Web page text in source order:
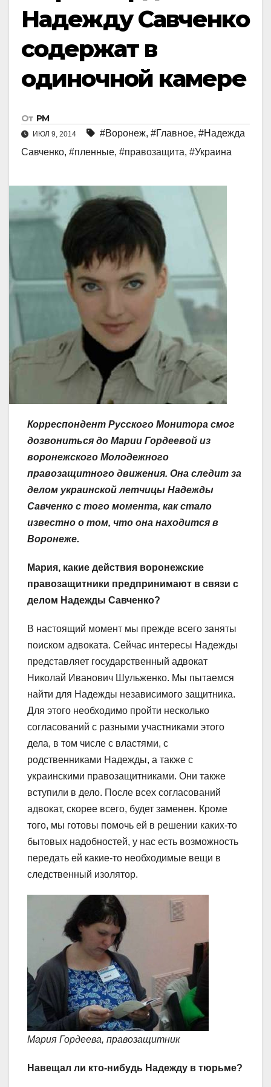
Надежду Савченко
содержат в
одиночной камере
От РМ
ИЮЛ 9, 2014 #Воронеж, #Главное, #Надежда
Савченко, #пленные, #правозащита, #Украинa
Корреспондент Русского Монитора смог
дозвониться до Марии Гордеевой из
воронежского Молодежного
правозащитного движения. Она следит за
делом украинской летчицы Надежды
Савченко с того момента, как стало
известно о том, что она находится в
Воронеже.
Мария, какие действия воронежские
правозащитники предпринимают в связи с
делом Надежды Савченко?
В настоящий момент мы прежде всего заняты
поиском адвоката. Сейчас интересы Надежды
представляет государственный адвокат
Николай Иванович Шульженко. Мы пытаемся
найти для Надежды независимого защитника.
Для этого необходимо пройти несколько
согласований с разными участниками этого
дела, в том числе с властями, с
родственниками Надежды, а также с
украинскими правозащитниками. Они также
вступили в дело. После всех согласований
адвокат, скорее всего, будет заменен. Кроме
того, мы готовы помочь ей в решении каких-то
бытовых надобностей, у нас есть возможность
передать ей какие-то необходимые вещи в
следственный изолятор.
Мария Гордеева, правозащитник
Навещал ли кто-нибудь Надежду в тюрьме?